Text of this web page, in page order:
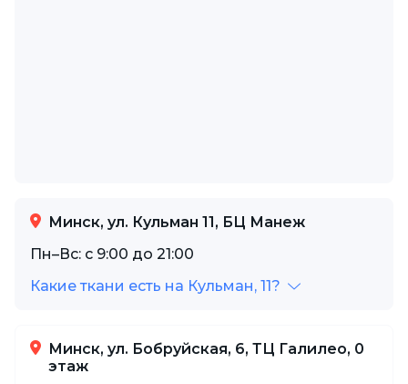
Минск, ул. Кульман 11, БЦ Манеж
Пн–Вс: с 9:00 до 21:00
Какие ткани есть на Кульман, 11?
Минск, ул. Бобруйская, 6, ТЦ Галилео, 0
этаж